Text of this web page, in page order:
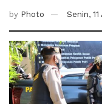
by Photo Senin,